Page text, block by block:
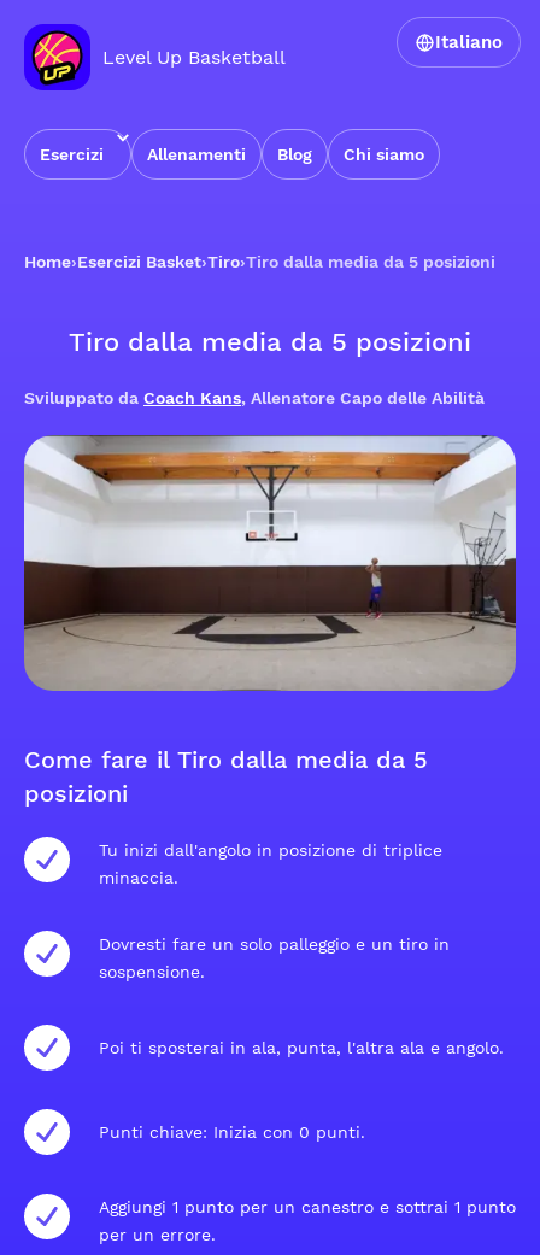
Level Up Basketball
Esercizi Allenamenti Blog Chi siamo
Italiano
Home›Esercizi Basket›Tiro›Tiro dalla media da 5 posizioni
Tiro dalla media da 5 posizioni
Sviluppato da Coach Kans, Allenatore Capo delle Abilità
Come fare il Tiro dalla media da 5
posizioni
Tu inizi dall'angolo in posizione di triplice
minaccia.
Dovresti fare un solo palleggio e un tiro in
sospensione.
Poi ti sposterai in ala, punta, l'altra ala e angolo.
Punti chiave: Inizia con 0 punti.
Aggiungi 1 punto per un canestro e sottrai 1 punto
per un errore.